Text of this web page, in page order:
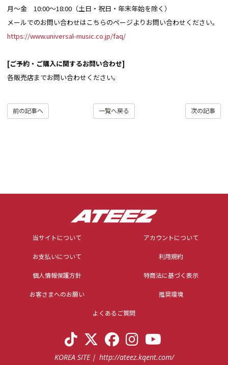
月～金 10:00～18:00（土日・祝日・年末年始を除く）
メールでのお問い合わせはこちらのページよりお問い合わせください。
https://www.universal-music.co.jp/faq/
[ご予約・ご購入に関するお問い合わせ]
各販売店までお問い合わせください。
次の記事
一覧へ戻る
前の記事へ
当サイトについて アカウントについて
お支払いについて 利用規約
個人情報保護方針 特商法に基づく表示
お客さまへのお願い 推奨環境
よくあるご質問
KOREA SITE http://ateez.kqent.com/